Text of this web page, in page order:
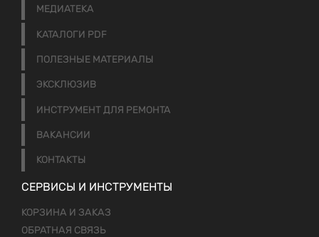
МЕДИАТЕКА
КАТАЛОГИ PDF
ПОЛЕЗНЫЕ МАТЕРИАЛЫ
ЭКСКЛЮЗИВ
ИНСТРУМЕНТ ДЛЯ РЕМОНТА
ВАКАНСИИ
КОНТАКТЫ
СЕРВИСЫ И ИНСТРУМЕНТЫ
КОРЗИНА И ЗАКАЗ
ОБРАТНАЯ СВЯЗЬ